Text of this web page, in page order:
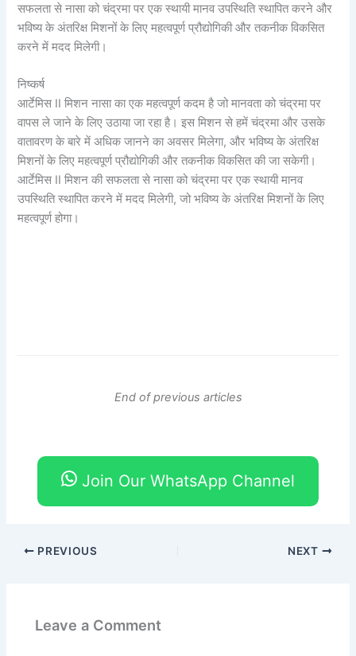
सफलता से नासा को चंद्रमा पर एक स्थायी मानव उपस्थिति स्थापित करने और
भविष्य के अंतरिक्ष मिशनों के लिए महत्वपूर्ण प्रौद्योगिकी और तकनीक विकसित
करने में मदद मिलेगी।
निष्कर्ष
आर्टेमिस II मिशन नासा का एक महत्वपूर्ण कदम है जो मानवता को चंद्रमा पर
वापस ले जाने के लिए उठाया जा रहा है। इस मिशन से हमें चंद्रमा और उसके
वातावरण के बारे में अधिक जानने का अवसर मिलेगा, और भविष्य के अंतरिक्ष
मिशनों के लिए महत्वपूर्ण प्रौद्योगिकी और तकनीक विकसित की जा सकेगी।
आर्टेमिस II मिशन की सफलता से नासा को चंद्रमा पर एक स्थायी मानव
उपस्थिति स्थापित करने में मदद मिलेगी, जो भविष्य के अंतरिक्ष मिशनों के लिए
महत्वपूर्ण होगा।
End of previous articles
Join Our WhatsApp Channel
PREVIOUS NEXT
Leave a Comment